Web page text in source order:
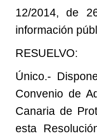
12/2014, de
información
RESUELVO:
Único.-
Convenio de
Canaria de
esta